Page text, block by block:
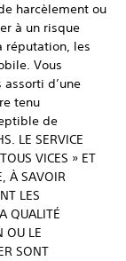
harcèlement ou
à un risque
réputation, les
Vous
assorti d’une
tenu
de
LE SERVICE
VICES » ET
À SAVOIR
LES
QUALITÉ
OU LE
SONT